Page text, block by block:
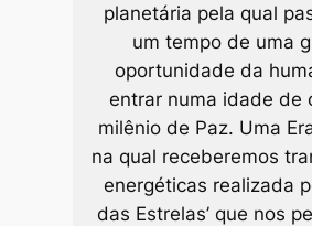
planetária pela qual
um tempo de uma
oportunidade da
entrar numa idade de
milênio de Paz. Uma
na qual receberemos
energéticas realizada
das Estrelas’ que nos